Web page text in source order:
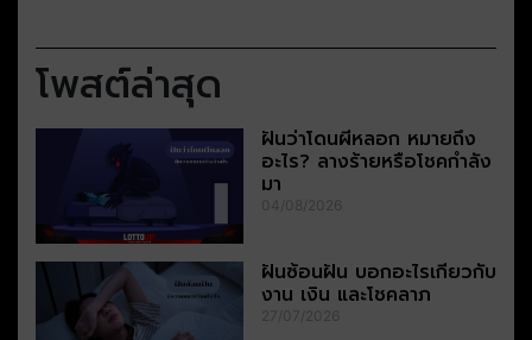
โพสต์ล่าสุด
ฝันว่าโดนผีหลอก หมายถึง
อะไร? ลางร้ายหรือโชคกำลัง
มา
04/08/2026
ฝันซ้อนฝัน บอกอะไรเกี่ยวกับ
งาน เงิน และโชคลาภ
27/07/2026